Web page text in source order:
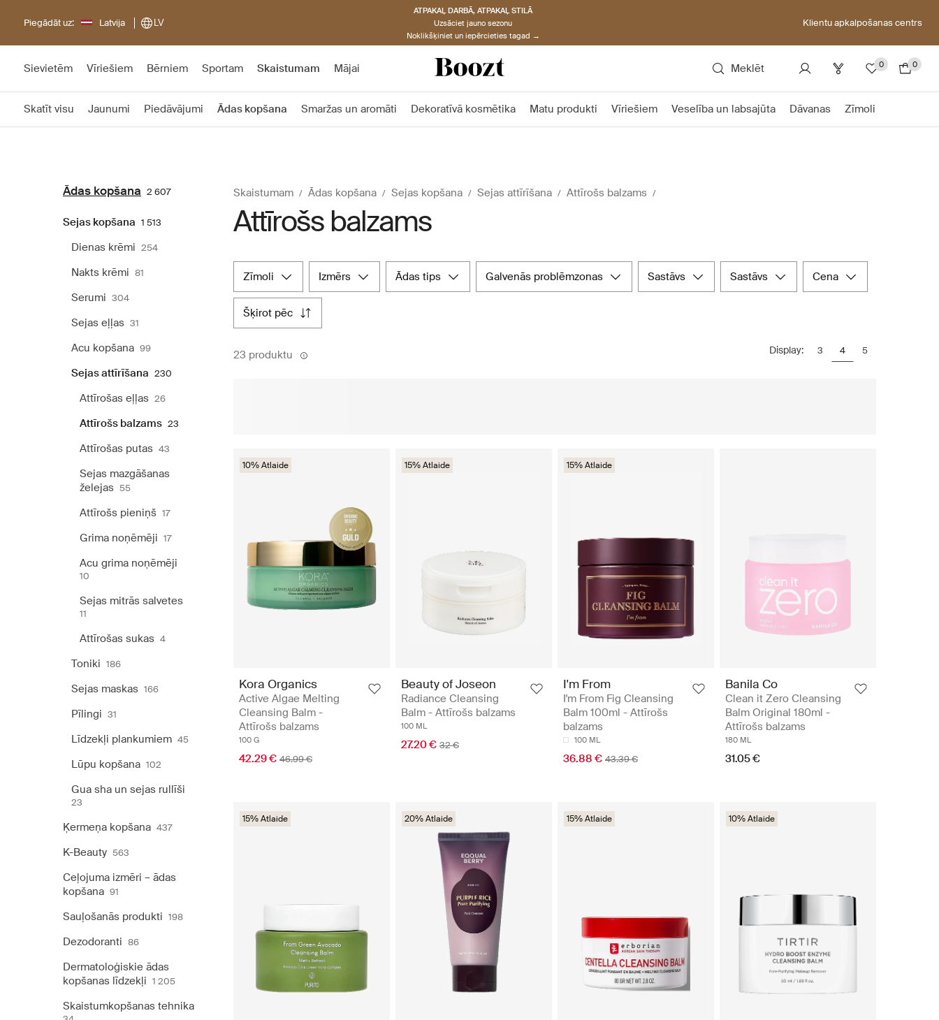
Piegādāt uz: Latvija LV
ATPAKAĻ DARBĀ, ATPAKAĻ STILĀ
Uzsāciet jauno sezonu
Noklikšķiniet un iepērcieties tagad →
Klientu apkalpošanas centrs
Sievietēm Vīriešiem Bērniem Sportam Skaistumam Mājai Meklēt 0 0
Skatīt visu Jaunumi Piedāvājumi Ādas kopšana Smaržas un aromāti Dekoratīvā kosmētika Matu produkti Vīriešiem Veselība un labsajūta Dāvanas Zīmoli
Ādas kopšana 2 607
Sejas kopšana 1 513
Dienas krēmi 254
Nakts krēmi 81
Serumi 304
Sejas eļļas 31
Acu kopšana 99
Sejas attīrīšana 230
Attīrošas eļļas 26
Attīrošs balzams 23
Attīrošas putas 43
Sejas mazgāšanas
želejas 55
Attīrošs pieniņš 17
Grima noņēmēji 17
Acu grima noņēmēji
10
Sejas mitrās salvetes
11
Attīrošas sukas 4
Toniki 186
Sejas maskas 166
Pīlingi 31
Līdzekļi plankumiem 45
Lūpu kopšana 102
Gua sha un sejas rullīši
23
Ķermeņa kopšana 437
K-Beauty 563
Ceļojuma izmēri – ādas
kopšana 91
Sauļošanās produkti 198
Dezodoranti 86
Dermatoloģiskie ādas
kopšanas līdzekļi 1 205
Skaistumkopšanas tehnika
Skaistumam Ādas kopšana Sejas kopšana Sejas attīrīšana Attīrošs balzams
Attīrošs balzams
zīmoli izmērs ādas tips galvenās problēmzonas sastāvs sastāvs cena
šķirot pēc
23 produktu Display: 3 4 5
10% Atlaide
Kora Organics
Active Algae Melting
Cleansing Balm -
Attīrošs balzams
100 G
42.29 € 46.99 €
15% Atlaide
Beauty of Joseon
Radiance Cleansing
Balm - Attīrošs balzams
100 ML
27.20 € 32 €
15% Atlaide
I'm From
I'm From Fig Cleansing
Balm 100ml - Attīrošs
balzams
100 ML
36.88 € 43.39 €
Banila Co
Clean it Zero Cleansing
Balm Original 180ml -
Attīrošs balzams
180 ML
31.05 €
15% Atlaide 20% Atlaide 15% Atlaide 10% Atlaide